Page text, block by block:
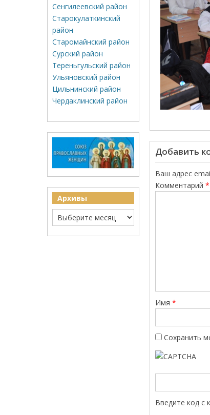
Добавить
Ваш адрес
Комментарий *
Имя *
Сохранить
Введите код с
Сенгилеевский район
Старокулаткинский
район
Старомайнский район
Сурский район
Тереньгульский район
Ульяновский район
Цильнинский район
Чердаклинский район
Архивы